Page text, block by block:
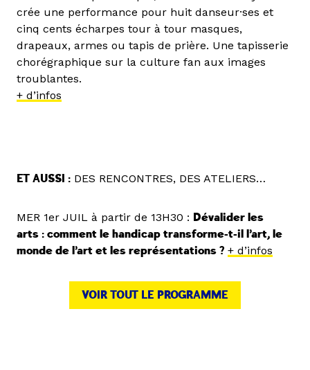
crée une performance pour huit danseur·ses et
cinq cents écharpes tour à tour masques,
drapeaux, armes ou tapis de prière. Une tapisserie
chorégraphique sur la culture fan aux images
troublantes.
+ d’infos
ET AUSSI : DES RENCONTRES, DES ATELIERS…
MER 1er JUIL à partir de 13H30 : Dévalider les
arts : comment le handicap transforme-t-il l’art, le
monde de l’art et les représentations ? + d’infos
VOIR TOUT LE PROGRAMME